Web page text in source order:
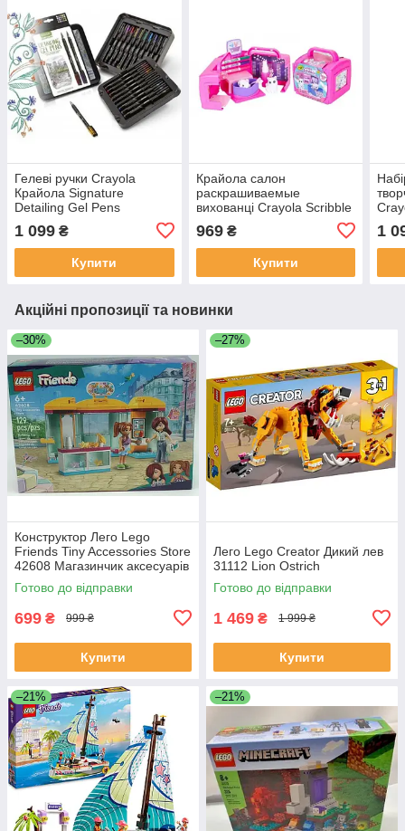
Гелеві ручки Crayola
Крайола Signature
Detailing Gel Pens
1 099 ₴
Купити
Крайола салон
раскрашиваемые
вихованці Crayola Scribble
969₴
Купити
1
Акційні пропозиції та новинки
–30%
Конструктор Лего Lego
Friends Tiny Accessories Store
42608 Магазинчик аксесуарів
Готово до відправки
699 ₴ 999 ₴
Купити
–27%
Лего Lego Creator Дикий лев
31112 Lion Ostrich
Готово до відправки
1 469 ₴ 1 999 ₴
Купити
–21% –21%